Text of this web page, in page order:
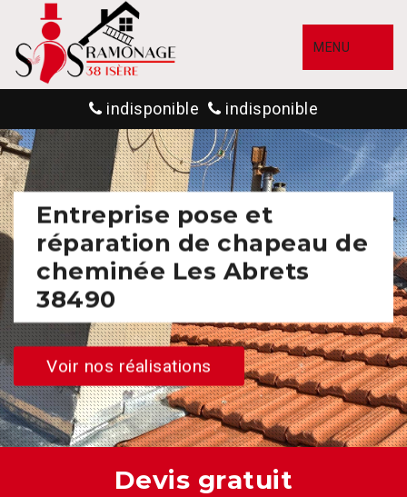
MENU
indisponible indisponible
Entreprise pose et
réparation de chapeau de
cheminée Les Abrets
38490
Voir nos réalisations
Devis gratuit